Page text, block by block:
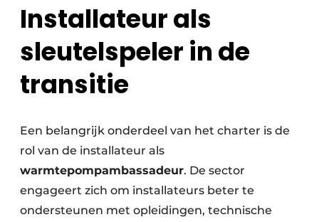
Installateur als
sleutelspeler in de
transitie
Een belangrijk onderdeel van het charter is de
rol van de installateur als
warmtepompambassadeur. De sector
engageert zich om installateurs beter te
ondersteunen met opleidingen, technische